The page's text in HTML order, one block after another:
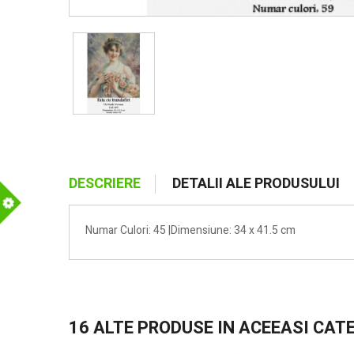
DESCRIERE DETALII ALE PRODUSULUI
Numar Culori: 45 |Dimensiune: 34 x 41.5 cm
16 ALTE PRODUSE IN ACEEASI